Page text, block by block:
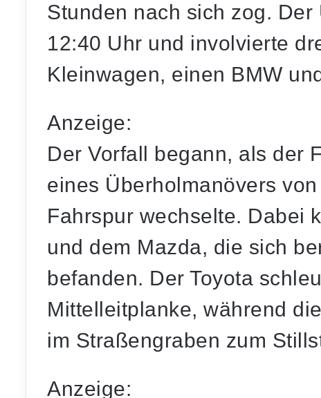
Stunden nach sich zog.
12:40 Uhr und involvierte
Kleinwagen, einen BMW
Anzeige:
Der Vorfall begann, als der
eines Überholmanövers
Fahrspur wechselte. Dabei
und dem Mazda, die sich
befanden. Der Toyota
Mittelleitplanke, während
im Straßengraben zum
Anzeige: